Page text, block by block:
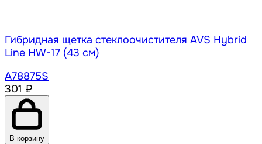
Гибридная щетка стеклоочистителя AVS Hybrid
Line HW-17 (43 см)
A78875S
301 ₽
В корзину